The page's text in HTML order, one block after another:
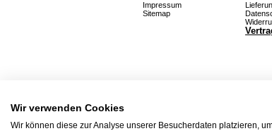
Impressum
Sitemap
Wir verwenden Cookies
Wir können diese zur Analyse unserer Besucherdaten platzieren,